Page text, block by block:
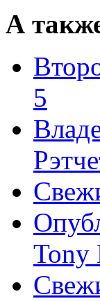
А
5
Tony